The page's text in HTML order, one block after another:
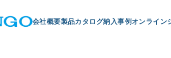
会社概要製品カタログ納入事例オンライン